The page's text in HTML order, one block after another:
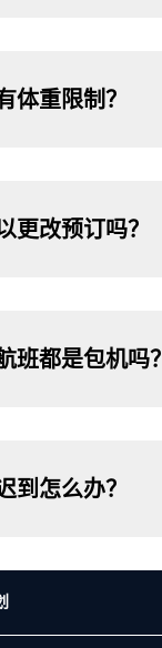
体重限制？
更改预订吗？
班都是包机吗？
到怎么办？